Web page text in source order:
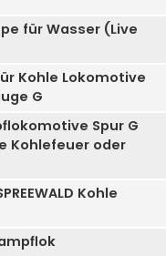
für Wasser (Live
Kohle Lokomotive
G
Spur G
Kohlefeuer oder
Kohle